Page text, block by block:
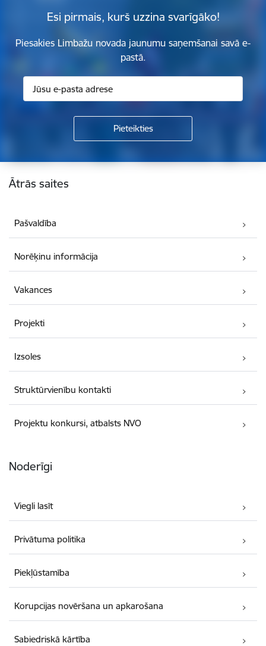
Esi pirmais, kurš uzzina svarīgāko!
Piesakies Limbažu novada jaunumu saņemšanai savā e-
pastā.
Kājene
Ātrās saites
Pašvaldība
Norēķinu informācija
Vakances
Projekti
Izsoles
Struktūrvienību kontakti
Projektu konkursi, atbalsts NVO
Noderīgi
Viegli lasīt
Privātuma politika
Piekļūstamība
Korupcijas novēršana un apkarošana
Sabiedriskā kārtība